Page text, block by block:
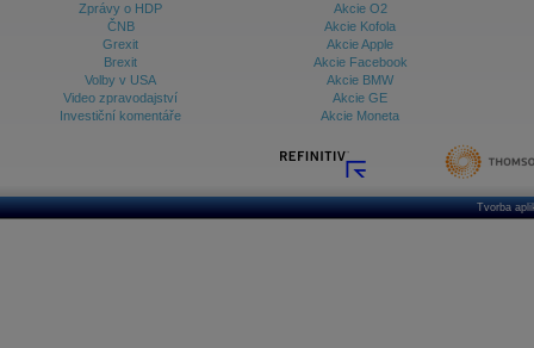
Databanka - Zahraniční obchod a platební
Databanka akcie - ČR
Databanka akcie - Svět
Denní finanční zpravodaj
Zprávy o HDP
ČNB
Grexit
Brexit
Volby v USA
Video zpravodajství
Investiční komentáře
Akcie O2
Akcie Kofola
Akcie Apple
Akcie Facebook
Akcie BMW
Akcie GE
Akcie Moneta
Tvorba